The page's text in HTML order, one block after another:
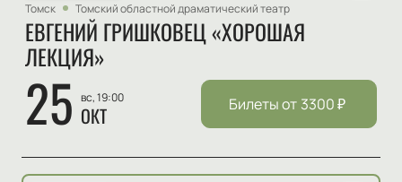
Томск
Томский областной драматический театр
ЕВГЕНИЙ ГРИШКОВЕЦ «ХОРОШАЯ
ЛЕКЦИЯ»
25 вс, 19:00
ОКТ Билеты от 3300₽